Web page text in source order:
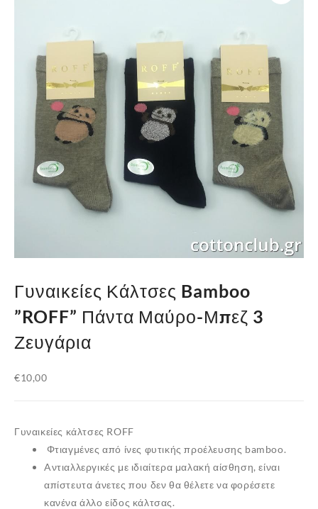
Γυναικείες Κάλτσες Bamboo
”ROFF” Πάντα Μαύρο-Μπεζ 3
Ζευγάρια
€10,00
Γυναικείες κάλτσες ROFF
Φτιαγμένες από ίνες φυτικής προέλευσης bamboo.
Aντιαλλεργικές με ιδιαίτερα μαλακή αίσθηση, είναι
απίστευτα άνετες που δεν θα θέλετε να φορέσετε
κανένα άλλο είδος κάλτσας.